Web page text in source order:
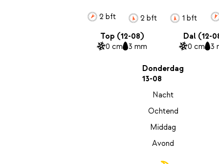
2 bft 2 bft 1 bft
Top (12-08)
0 cm 3 mm
Dal (12-
0 cm 3
Donderdag
13-08
Nacht
Ochtend
Middag
Avond